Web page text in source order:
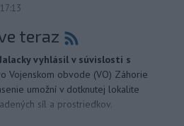
teraz
vyhlásil v súvislosti s
Vojenskom obvode (VO) Záhorie
umožní v dotknutej lokalite
síl a prostriedkov.